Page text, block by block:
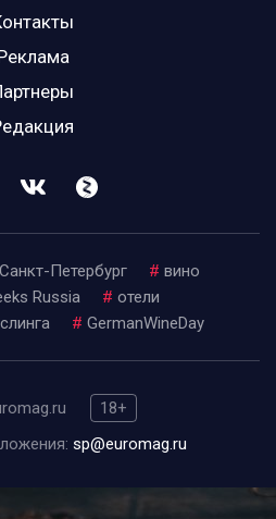
Санкт-Петербург # вино
Russia # отели
# GermanWineDay
18+
sp@euromag.ru